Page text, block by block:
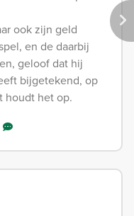
ook zijn geld
en de daarbij
geloof dat hij
bijgetekend, op
houdt het op.